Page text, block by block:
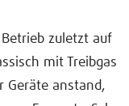
zuletzt auf
mit Treibgas
Geräte anstand,